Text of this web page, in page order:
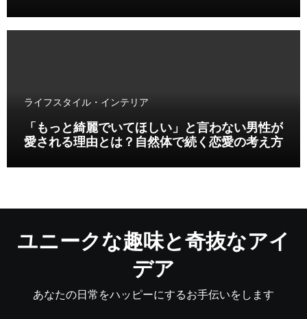
ライフスタイル・インテリア
「もっと綺麗でいてほしい」と言わない男性が
愛される理由とは？自然体で続く恋愛の考え方
ユニークな趣味と奇抜なアイ
デア
あなたの日常をハッピーにするお手伝いをします